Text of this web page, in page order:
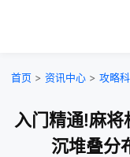
首页 > 资讯中心 > 攻略
入门精通!麻将
沉堆叠分